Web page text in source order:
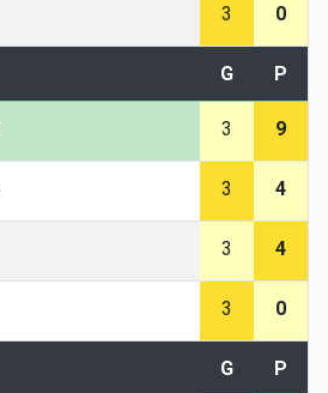
3 0
G P
3 9
3 4
3 4
3 0
G P